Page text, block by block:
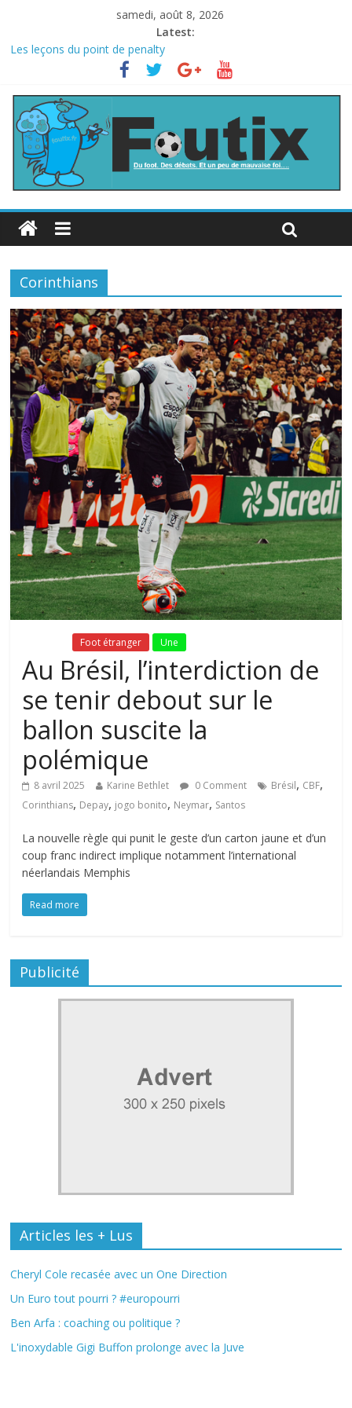
samedi, août 8, 2026
Latest:
Les leçons du point de penalty
Le football italien retombe dans le chaos
La FIFA veut vendre une part de la Coupe du monde à des fonds
privés, la planète football s’insurge
Les curiosités de la Coupe du monde
L’Inde et la Chine, trop mauvais au football ?
Corinthians
Foot étranger Une
Au Brésil, l’interdiction de
se tenir debout sur le
ballon suscite la
polémique
8 avril 2025 Karine Bethlet 0 Comment Brésil, CBF,
Corinthians, Depay, jogo bonito, Neymar, Santos
La nouvelle règle qui punit le geste d’un carton jaune et d’un
coup franc indirect implique notamment l’international
néerlandais Memphis
Read more
Publicité
Articles les + Lus
Cheryl Cole recasée avec un One Direction
Un Euro tout pourri ? #europourri
Ben Arfa : coaching ou politique ?
L'inoxydable Gigi Buffon prolonge avec la Juve